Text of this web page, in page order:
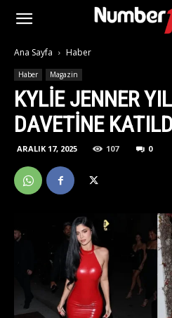
Ana Sayfa Haber
Haber Magazin
KYLIE JENNER
DAVETINE
ARALIK 17, 2025 107 0